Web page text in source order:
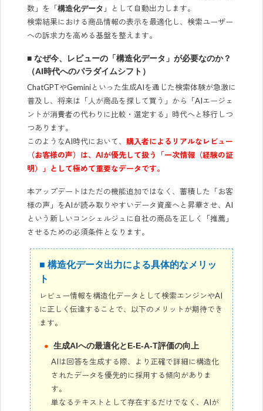
数」を「構造化データ 」として自動出力します。
検索結果における商品情報の表示を最適化し、検索ユーザー
への訴求力を高める基盤を整えます。
■ なぜ今、レビューの「構造化データ」が必要なのか？
（AI時代へのパラダイムシフト）
ChatGPTやGeminiといった生成AIを通じた検索体験が急激に
普及し、将来は「人が商品を探して買う」から「AIエージェ
ントが消費者の代わりに比較・選定する」時代へと移行しつ
つあります。
このようなAI時代において、 購入者によるリアルなレビュー
（お客様の声）は、AIが優先して扱う「一次情報（経験の証
明）」として極めて重要なデータです。
本アップデートはただの機能追加ではなく、蓄積した「お客
様の声」をAIが読み取りやすいデータ資産へと昇華させ、AI
という新しいコンシェルジュに自社の商品を正しく「推薦」
させるための必須条件となります。
■ 構造化データ出力による具体的なメリッ
ト
レビュー情報を構造化データとして検索エンジンやAI
に正しく伝達することで、以下のメリットが期待でき
ます。
生成AIへの最適化とE-E-A-T評価の向上
AIは回答を生成する際、より正確で詳細に構造化
されたデータを優先的に採用する傾向がありま
す。
単なるテキストとして存在するだけでなく、AIが